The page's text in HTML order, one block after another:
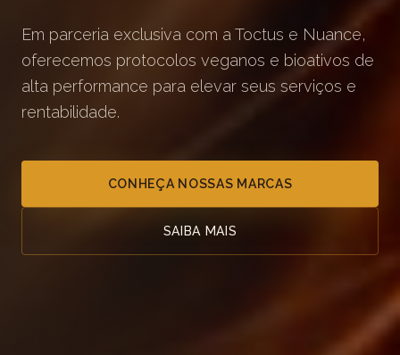
Em parceria exclusiva com a Toctus e Nuance,
oferecemos protocolos veganos e bioativos de
alta performance para elevar seus serviços e
rentabilidade.
CONHEÇA NOSSAS MARCAS
SAIBA MAIS